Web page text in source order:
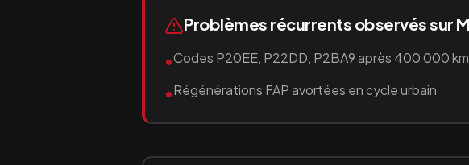
Problèmes récurrents observés sur
•Codes P20EE, P22DD, P2BA9 après 400 000 km
•Régénérations FAP avortées en cycle urbain